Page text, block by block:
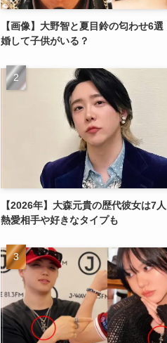
【画像】大野智と夏目鈴の匂わせ6
婚して子供がいる？
【2026年】大森元貴の歴代彼女は7
熱愛相手や好きなタイプも